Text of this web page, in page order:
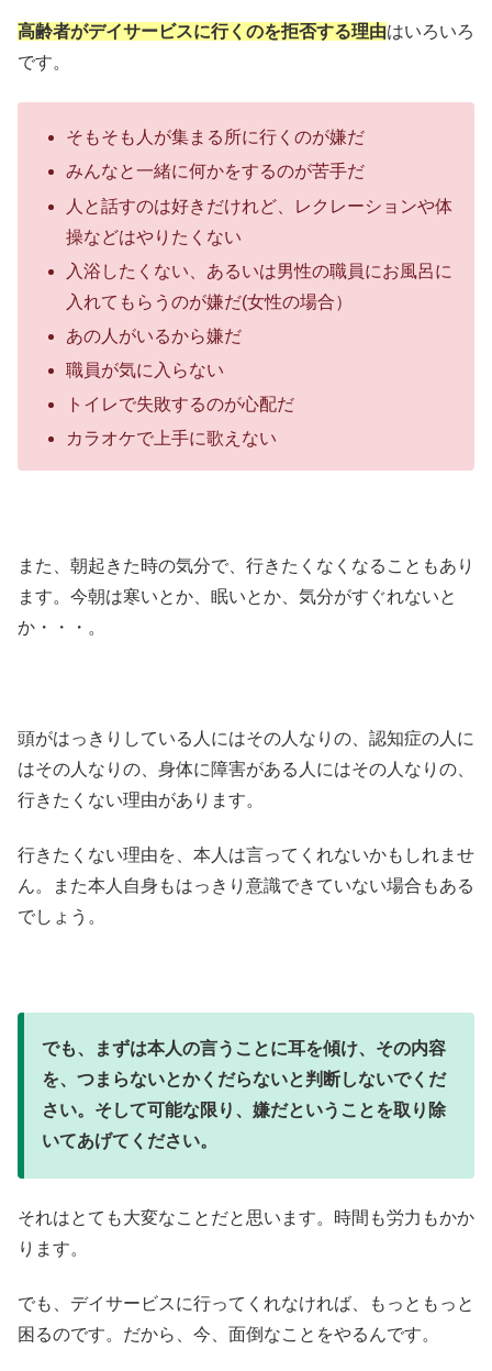
高齢者がデイサービスに行くのを拒否する理由はいろいろ
です。
そもそも人が集まる所に行くのが嫌だ
みんなと一緒に何かをするのが苦手だ
人と話すのは好きだけれど、レクレーションや体
操などはやりたくない
入浴したくない、あるいは男性の職員にお風呂に
入れてもらうのが嫌だ(女性の場合）
あの人がいるから嫌だ
職員が気に入らない
トイレで失敗するのが心配だ
カラオケで上手に歌えない
また、朝起きた時の気分で、行きたくなくなることもあり
ます。今朝は寒いとか、眠いとか、気分がすぐれないと
か・・・。
頭がはっきりしている人にはその人なりの、認知症の人に
はその人なりの、身体に障害がある人にはその人なりの、
行きたくない理由があります。
行きたくない理由を、本人は言ってくれないかもしれませ
ん。また本人自身もはっきり意識できていない場合もある
でしょう。
でも、まずは本人の言うことに耳を傾け、その内容
を、つまらないとかくだらないと判断しないでくだ
さい。そして可能な限り、嫌だということを取り除
いてあげてください。
それはとても大変なことだと思います。時間も労力もかか
ります。
でも、デイサービスに行ってくれなければ、もっともっと
困るのです。だから、今、面倒なことをやるんです。